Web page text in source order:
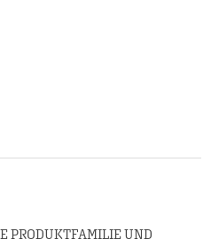
PRODUKTFAMILIE UND